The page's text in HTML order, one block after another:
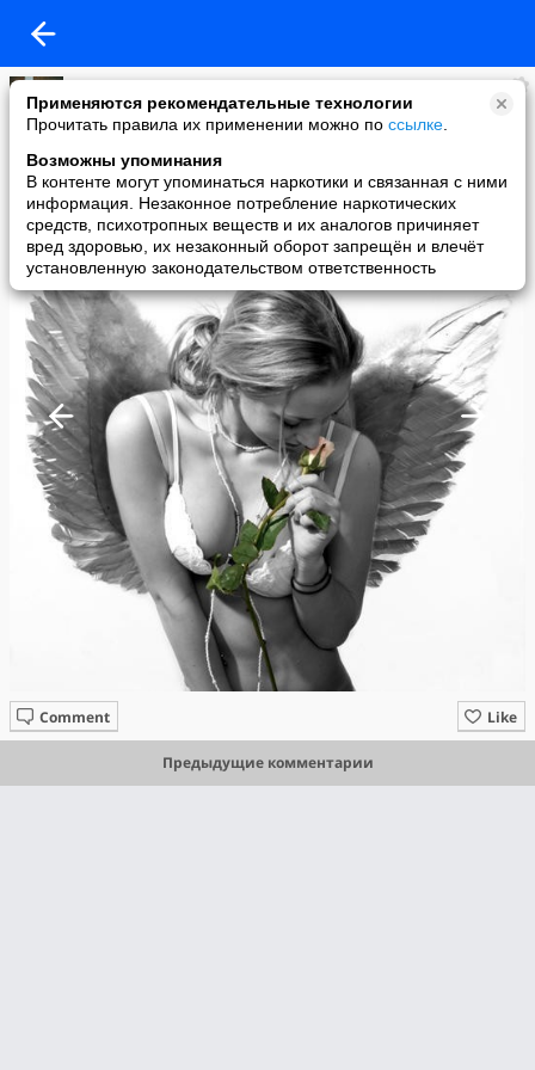
Применяются рекомендательные технологии
Прочитать правила их применении можно по ссылке
Возможны упоминания
В контенте могут упоминаться наркотики и связанная с ними
информация. Незаконное потребление наркотических
средств, психотропных веществ и их аналогов причиняет
вред здоровью, их незаконный оборот запрещён и влечёт
установленную законодательством ответственность
Екатерина Каневская
added a photo
11 Apr в 17:57
Like
Comment
Предыдущие комментарии